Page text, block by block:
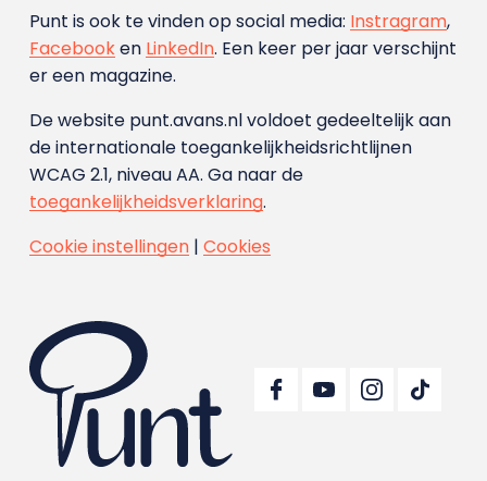
Punt is ook te vinden op social media: Instragram,
Facebooken LinkedIn. Een keer per jaar verschijnt
er een magazine.
De website punt.avans.nl voldoet gedeeltelijk aan
de internationale toegankelijkheidsrichtlijnen
WCAG 2.1, niveau AA. Ga naar de
toegankelijkheidsverklaring.
Cookie instellingen| Cookies